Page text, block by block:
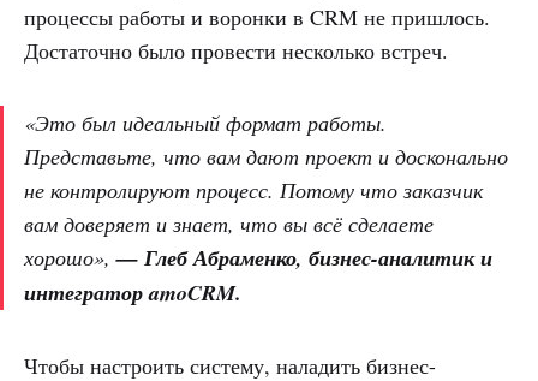
процессы работы и воронки в CRM не пришлось.
Достаточно было провести несколько встреч.
«Это был идеальный формат работы.
Представьте, что вам дают проект и досконально
не контролируют процесс. Потому что заказчик
вам доверяет и знает, что вы всё сделаете
хорошо»,— Глеб Абраменко, бизнес-аналитик и
интегратор amoCRM.
Чтобы настроить систему, наладить бизнес-